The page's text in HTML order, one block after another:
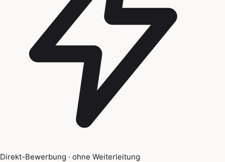
Direkt-Bewerbung · ohne Weiterleitung